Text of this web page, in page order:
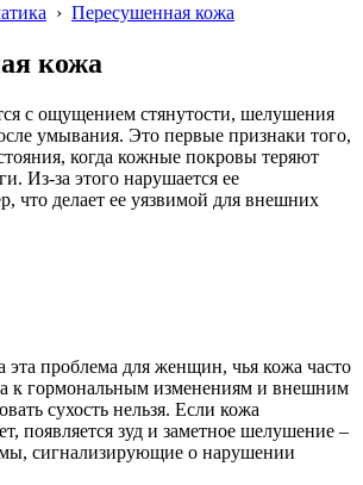
› Пересушенная кожа
кожа
с ощущением стянутости, шелушения
умывания. Это первые признаки того,
когда кожные покровы теряют
Из-за этого нарушается ее
что делает ее уязвимой для внешних
эта проблема для женщин, чья кожа часто
к гормональным изменениям и внешним
сухость нельзя. Если кожа
появляется зуд и заметное шелушение –
сигнализирующие о нарушении